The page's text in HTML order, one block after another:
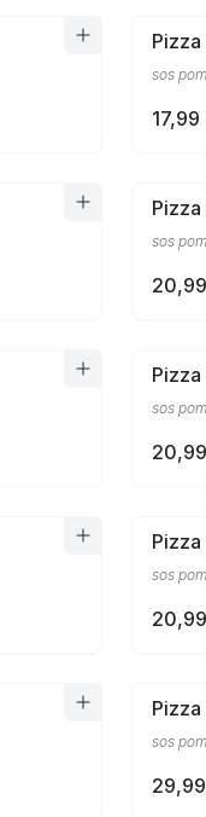
sos
17,99
sos
sos
sos
sos
29,99